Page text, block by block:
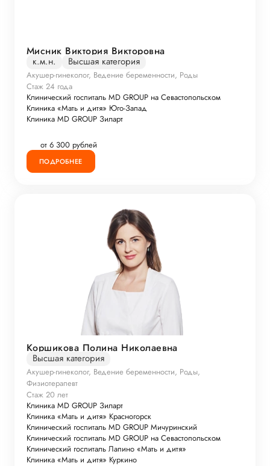
Мисник Виктория Викторовна
к.м.н. Высшая категория
Акушер-гинеколог, Ведение беременности, Роды
Стаж 24 года
Клинический госпиталь MD GROUP на Севастопольском
Клиника «Мать и дитя» Юго-Запад
Клиника MD GROUP Зиларт
от 6 300 рублей
ПОДРОБНЕЕ
Коршикова Полина Николаевна
Высшая категория
Акушер-гинеколог, Ведение беременности, Роды,
Физиотерапевт
Стаж 20 лет
Клиника MD GROUP Зиларт
Клиника «Мать и дитя» Красногорск
Клинический госпиталь MD GROUP Мичуринский
Клинический госпиталь MD GROUP на Севастопольском
Клинический госпиталь Лапино «Мать и дитя»
Клиника «Мать и дитя» Куркино